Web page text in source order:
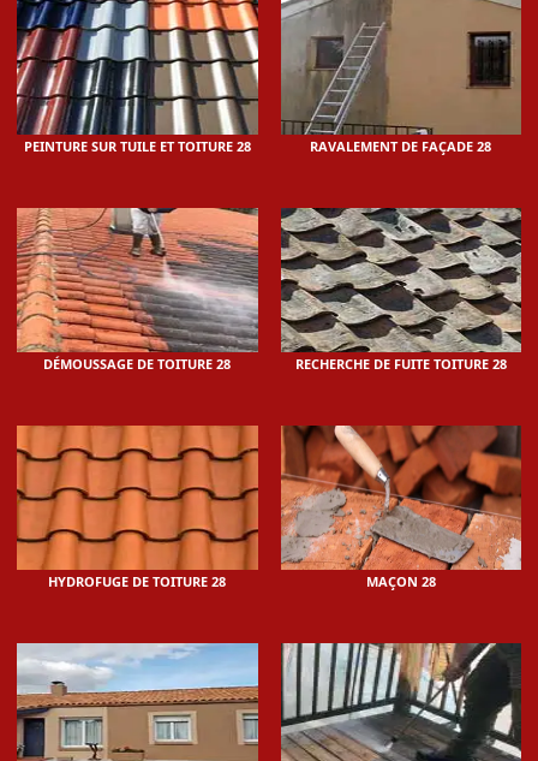
PEINTURE SUR TUILE ET TOITURE 28 RAVALEMENT DE FAÇADE 28
DÉMOUSSAGE DE TOITURE 28 RECHERCHE DE FUITE TOITURE 28
HYDROFUGE DE TOITURE 28 MAÇON 28